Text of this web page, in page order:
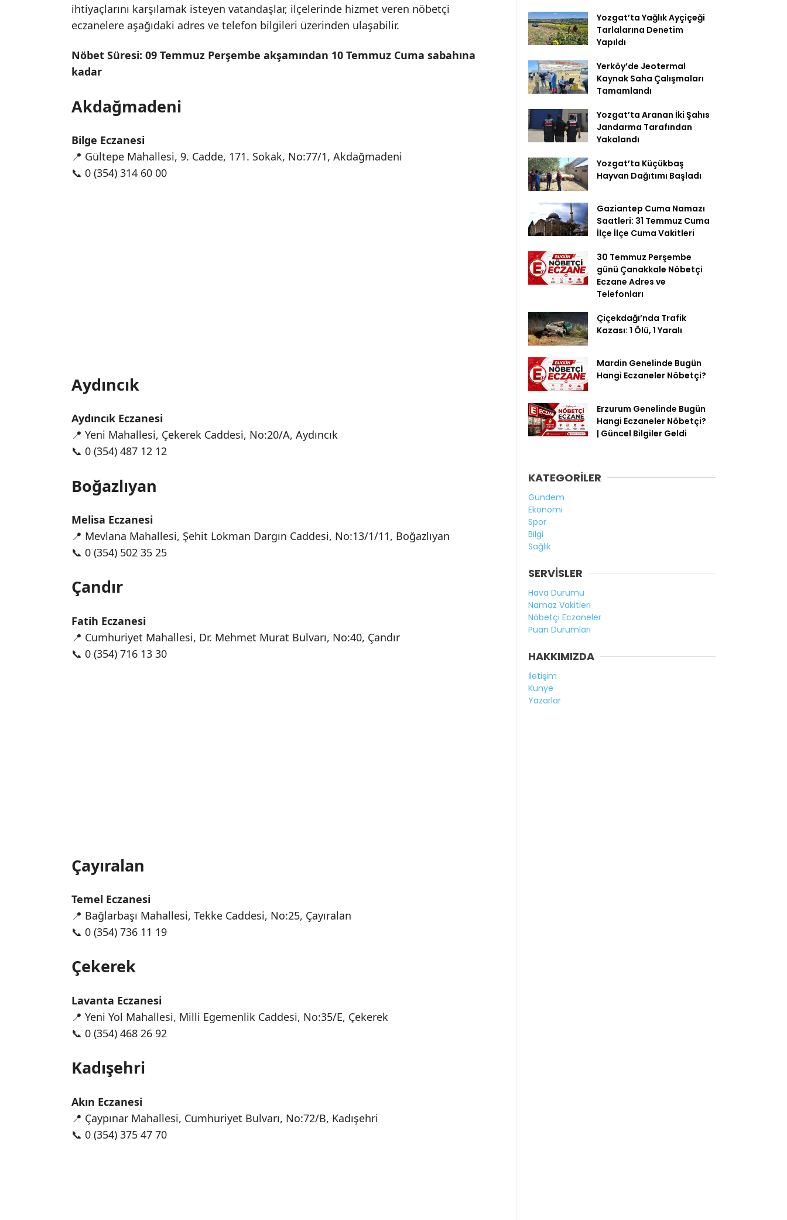
ihtiyaçlarını karşılamak isteyen vatandaşlar, ilçelerinde hizmet veren nöbetçi
eczanelere aşağıdaki adres ve telefon bilgileri üzerinden ulaşabilir.
Nöbet Süresi: 09 Temmuz Perşembe akşamından 10 Temmuz Cuma sabahına
kadar
Akdağmadeni
Bilge Eczanesi
📍 Gültepe Mahallesi, 9. Cadde, 171. Sokak, No:77/1, Akdağmadeni
📞 0 (354) 314 60 00
Aydıncık
Aydıncık Eczanesi
📍 Yeni Mahallesi, Çekerek Caddesi, No:20/A, Aydıncık
📞 0 (354) 487 12 12
Boğazlıyan
Melisa Eczanesi
📍 Mevlana Mahallesi, Şehit Lokman Dargın Caddesi, No:13/1/11, Boğazlıyan
📞 0 (354) 502 35 25
Çandır
Fatih Eczanesi
📍 Cumhuriyet Mahallesi, Dr. Mehmet Murat Bulvarı, No:40, Çandır
📞 0 (354) 716 13 30
Çayıralan
Temel Eczanesi
📍 Bağlarbaşı Mahallesi, Tekke Caddesi, No:25, Çayıralan
📞 0 (354) 736 11 19
Çekerek
Lavanta Eczanesi
📍 Yeni Yol Mahallesi, Milli Egemenlik Caddesi, No:35/E, Çekerek
📞 0 (354) 468 26 92
Kadışehri
Akın Eczanesi
📍 Çaypınar Mahallesi, Cumhuriyet Bulvarı, No:72/B, Kadışehri
📞 0 (354) 375 47 70
Yozgat’ta Yağlık Ayçiçeği
Tarlalarına Denetim
Yapıldı
Yerköy’de Jeotermal
Kaynak Saha Çalışmaları
Tamamlandı
Yozgat’ta Aranan İki Şahıs
Jandarma Tarafından
Yakalandı
Yozgat’ta Küçükbaş
Hayvan Dağıtımı Başladı
Gaziantep Cuma Namazı
Saatleri: 31 Temmuz Cuma
İlçe İlçe Cuma Vakitleri
30 Temmuz Perşembe
günü Çanakkale Nöbetçi
Eczane Adres ve
Telefonları
Çiçekdağı’nda Trafik
Kazası: 1 Ölü, 1 Yaralı
Mardin Genelinde Bugün
Hangi Eczaneler Nöbetçi?
Erzurum Genelinde Bugün
Hangi Eczaneler Nöbetçi?
| Güncel Bilgiler Geldi
KATEGORİLER
Gündem
Ekonomi
Spor
Bilgi
Sağlık
SERVİSLER
Hava Durumu
Namaz Vakitleri
Nöbetçi Eczaneler
Puan Durumları
HAKKIMIZDA
İletişim
Künye
Yazarlar